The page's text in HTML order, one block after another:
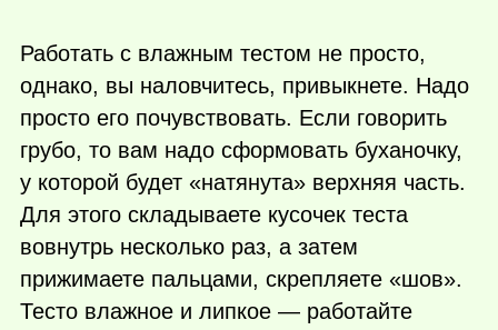
Работать с влажным тестом не просто,
однако, вы наловчитесь, привыкнете. Надо
просто его почувствовать. Если говорить
грубо, то вам надо сформовать буханочку,
у которой будет «натянута» верхняя часть.
Для этого складываете кусочек теста
вовнутрь несколько раз, а затем
прижимаете пальцами, скрепляете «шов».
Тесто влажное и липкое — работайте